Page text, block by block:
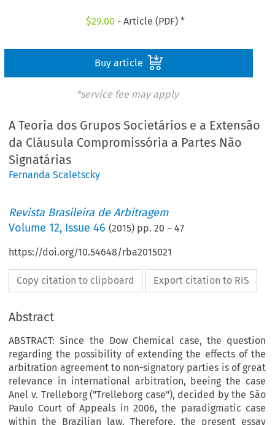
$29.00 - Article (PDF) *
Buy article
*service fee may apply
A Teoria dos Grupos Societários e a Extensão
da Cláusula Compromissória a Partes Não
Signatárias
Fernanda Scaletscky
Revista Brasileira de Arbitragem
Volume12, Issue 46 (2015) pp.20 –47
https://doi.org/10.54648/rba2015021
Copy citation to clipboard Export citation to RIS
Abstract
ABSTRACT: Since the Dow Chemical case, the question
regarding the possibility of extending the effects of the
arbitration agreement to non-signatory parties is of great
relevance in international arbitration, beeing the case
Anel v. Trelleborg ("Trelleborg case"), decided by the São
Paulo Court of Appeals in 2006, the paradigmatic case
within the Brazilian law. Therefore, the present essay